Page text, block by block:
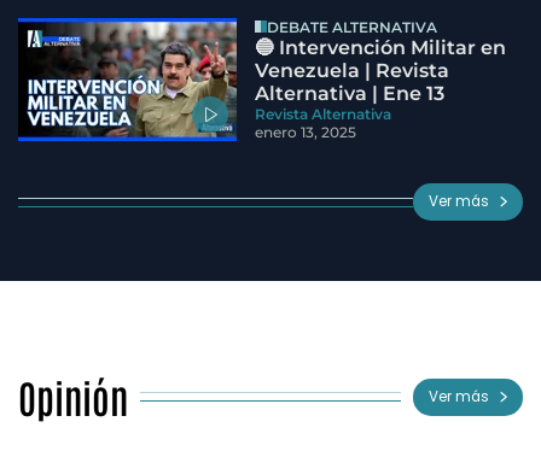
DEBATE ALTERNATIVA
🔵 Intervención Militar en
Venezuela | Revista
Alternativa | Ene 13
Revista Alternativa
enero 13, 2025
Ver más
Opinión Ver más